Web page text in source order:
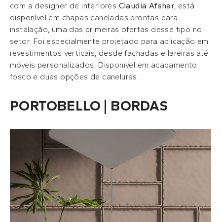
com a designer de interiores Claudia Afshar , está
disponível em chapas caneladas prontas para
instalação, uma das primeiras ofertas desse tipo no
setor. Foi especialmente projetado para aplicação em
revestimentos verticais, desde fachadas e lareiras até
móveis personalizados. Disponível em acabamento
fosco e duas opções de caneluras.
PORTOBELLO | BORDAS